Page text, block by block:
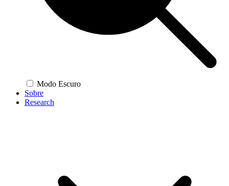
Modo Escuro
Sobre
Research